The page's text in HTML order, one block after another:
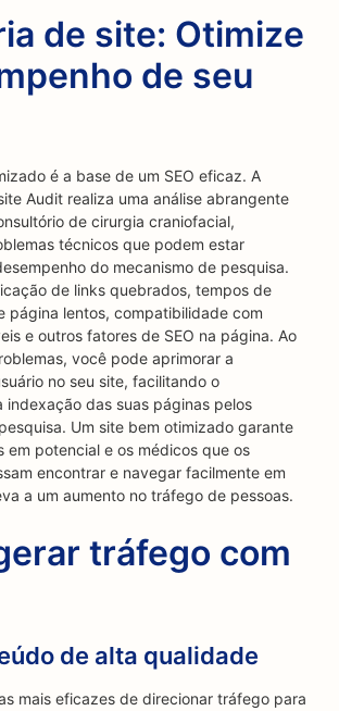
de site: Otimize
de seu
é a base de um SEO eficaz. A
Audit realiza uma análise abrangente
de cirurgia craniofacial,
técnicos que podem estar
do mecanismo de pesquisa.
de links quebrados, tempos de
página lentos, compatibilidade com
e outros fatores de SEO na página. Ao
você pode aprimorar a
no seu site, facilitando o
indexação das suas páginas pelos
Um site bem otimizado garante
em potencial e os médicos que os
encontrar e navegar facilmente em
a um aumento no tráfego de pessoas.
tráfego com
de alta qualidade
mais eficazes de direcionar tráfego para